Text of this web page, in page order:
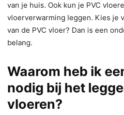
van je huis. Ook kun je PVC
vloerverwarming leggen. Kies je
van de PVC vloer? Dan is een
belang.
Waarom heb ik
nodig bij het
vloeren?